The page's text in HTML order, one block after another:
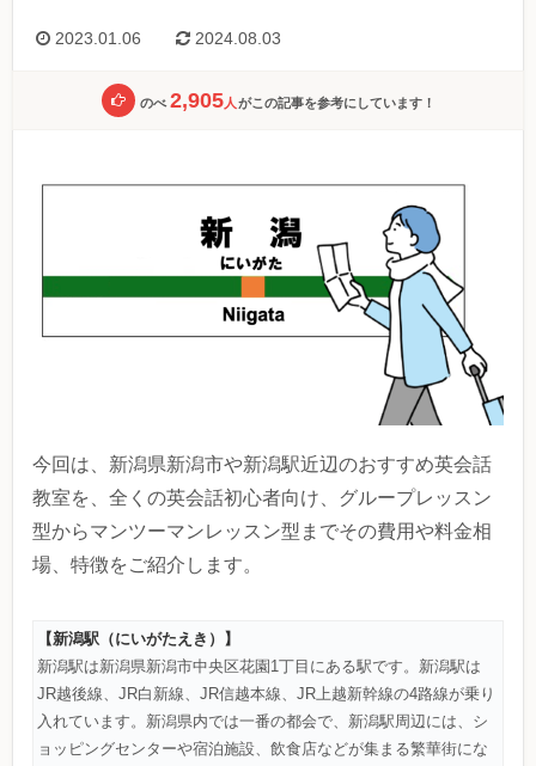
2023.01.06 2024.08.03
のべ 2,905人 がこの記事を参考にしています！
今回は、新潟県新潟市や新潟駅近辺のおすすめ英会話
教室を、全くの英会話初心者向け、グループレッスン
型からマンツーマンレッスン型までその費用や料金相
場、特徴をご紹介します。
【新潟駅（にいがたえき）】
新潟駅は新潟県新潟市中央区花園1丁目にある駅です。新潟駅は
JR越後線、JR白新線、JR信越本線、JR上越新幹線の4路線が乗り
入れています。新潟県内では一番の都会で、新潟駅周辺には、シ
ョッピングセンターや宿泊施設、飲食店などが集まる繁華街にな